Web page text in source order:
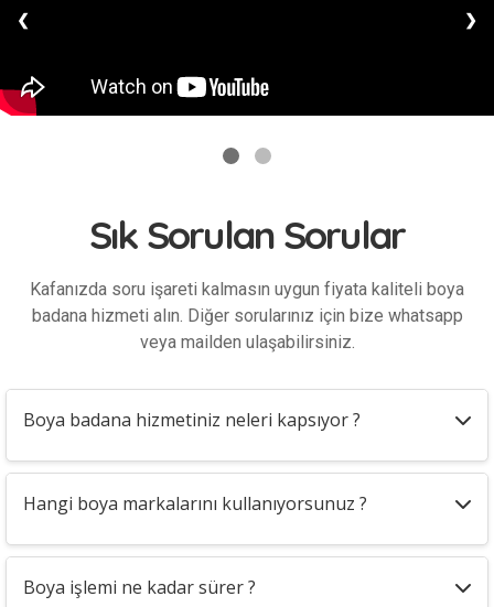
❮ ❯
Sık Sorulan Sorular
Kafanızda soru işareti kalmasın uygun fiyata kaliteli boya
badana hizmeti alın. Diğer sorularınız için bize whatsapp
veya mailden ulaşabilirsiniz.
Boya badana hizmetiniz neleri kapsıyor ?
Hangi boya markalarını kullanıyorsunuz ?
Boya işlemi ne kadar sürer ?